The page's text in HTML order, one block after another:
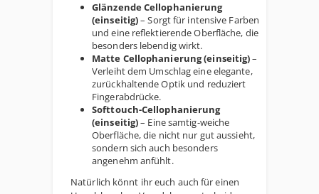
Glänzende Cellophanierung
(einseitig)– Sorgt für intensive Farben
und eine reflektierende Oberfläche, die
besonders lebendig wirkt.
Matte Cellophanierung (einseitig)–
Verleiht dem Umschlag eine elegante,
zurückhaltende Optik und reduziert
Fingerabdrücke.
Softtouch-Cellophanierung
(einseitig)– Eine samtig-weiche
Oberfläche, die nicht nur gut aussieht,
sondern sich auch besonders
angenehm anfühlt.
Natürlich könnt ihr euch auch für einen